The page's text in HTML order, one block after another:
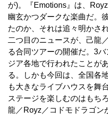
が)。『Emotions』は、
幽玄かつダークな楽曲だ。
たのか、それは追々明かさ
二つ目のニュースが、己龍
る合同ツアーの開催だ。3
ジア各地で行われたことが
る。しかも今回は、全国各
も大きなライブハウスを舞
ステージを楽しむのはもち
龍／Royz／コドモドラゴン